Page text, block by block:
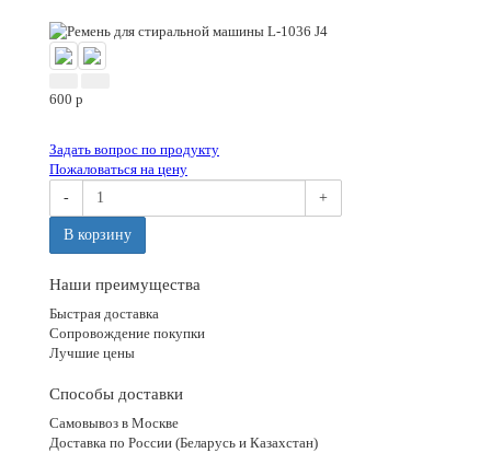
600 p
Задать вопрос по продукту
Пожаловаться на цену
-
+
В корзину
Наши преимущества
Быстрая доставка
Сопровождение покупки
Лучшие цены
Способы доставки
Самовывоз в Москве
Доставка по России (Беларусь и Казахстан)